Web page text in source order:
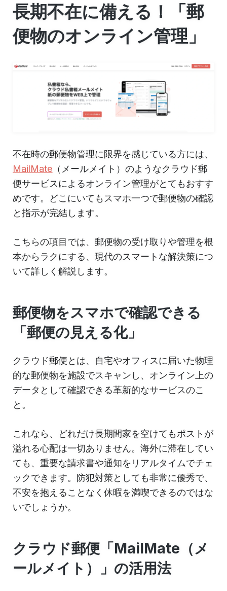
長期不在に備える！「郵
便物のオンライン管理」
不在時の郵便物管理に限界を感じている方には、
MailMate （メールメイト）のようなクラウド郵
便サービスによるオンライン管理がとてもおすす
めです。どこにいてもスマホ一つで郵便物の確認
と指示が完結します。
こちらの項目では、郵便物の受け取りや管理を根
本からラクにする、現代のスマートな解決策につ
いて詳しく解説します。
郵便物をスマホで確認できる
「郵便の見える化」
クラウド郵便とは、自宅やオフィスに届いた物理
的な郵便物を施設でスキャンし、オンライン上の
データとして確認できる革新的なサービスのこ
と。
これなら、どれだけ長期間家を空けてもポストが
溢れる心配は一切ありません。海外に滞在してい
ても、重要な請求書や通知をリアルタイムでチェ
ックできます。防犯対策としても非常に優秀で、
不安を抱えることなく休暇を満喫できるのではな
いでしょうか。
クラウド郵便「MailMate（メ
ールメイト）」の活用法